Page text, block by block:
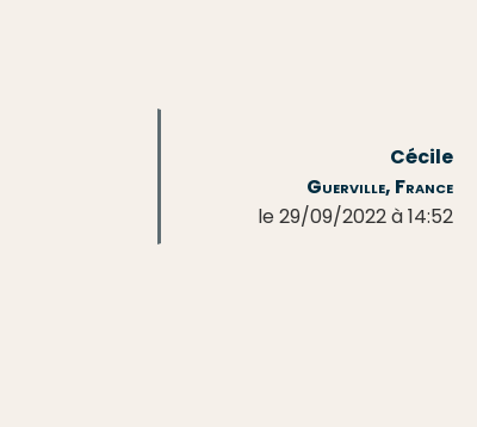
Cécile
Guerville, France
le 29/09/2022 à 14:52